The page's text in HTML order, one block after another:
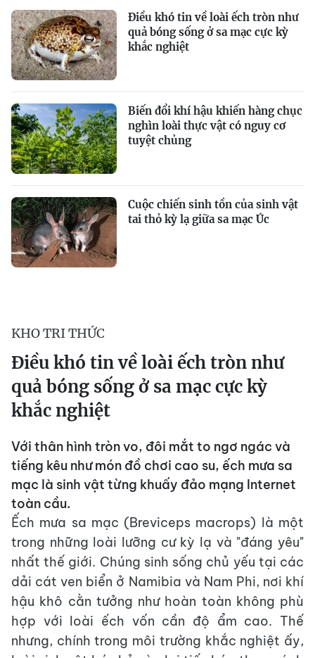
Điều khó tin về loài ếch tròn như
quả bóng sống ở sa mạc cực kỳ
khắc nghiệt
Biến đổi khí hậu khiến hàng chục
nghìn loài thực vật có nguy cơ
tuyệt chủng
Cuộc chiến sinh tồn của sinh vật
tai thỏ kỳ lạ giữa sa mạc Úc
KHO TRI THỨC
Điều khó tin về loài ếch tròn như
quả bóng sống ở sa mạc cực kỳ
khắc nghiệt
Với thân hình tròn vo, đôi mắt to ngơ ngác và
tiếng kêu như món đồ chơi cao su, ếch mưa sa
mạc là sinh vật từng khuấy đảo mạng Internet
toàn cầu.
Ếch mưa sa mạc (Breviceps macrops) là một
trong những loài lưỡng cư kỳ lạ và "đáng yêu"
nhất thế giới. Chúng sinh sống chủ yếu tại các
dải cát ven biển ở Namibia và Nam Phi, nơi khí
hậu khô cằn tưởng như hoàn toàn không phù
hợp với loài ếch vốn cần độ ẩm cao. Thế
nhưng, chính trong môi trường khắc nghiệt ấy,